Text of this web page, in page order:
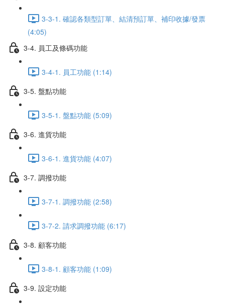
3-3-1. 確認各類型訂單、結清預訂單、補印收據/發票
(4:05)
3-4. 員工及條碼功能
3-4-1. 員工功能 (1:14)
3-5. 盤點功能
3-5-1. 盤點功能 (5:09)
3-6. 進貨功能
3-6-1. 進貨功能 (4:07)
3-7. 調撥功能
3-7-1. 調撥功能 (2:58)
3-7-2. 請求調撥功能 (6:17)
3-8. 顧客功能
3-8-1. 顧客功能 (1:09)
3-9. 設定功能